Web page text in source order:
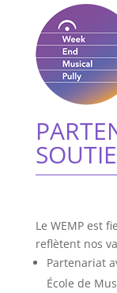
Le WEMP est
reflètent nos
Partenariat
École de